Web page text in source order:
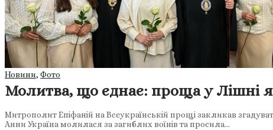
Новини, Фото
Молитва, що єднає: проща у Лішні
Митрополит Епіфаній на Всеукраїнській прощі закликав
Анни Україна молилася за загиблих воїнів та просила…